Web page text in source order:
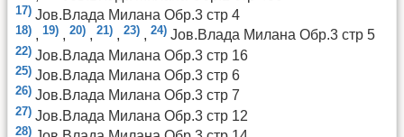
17) Јов.Влада Милана Обр.3 стр 4
18) , 19) , 20) , 21) , 23) , 24) Јов.Влада Милана Обр.3 стр 5
22) Јов.Влада Милана Обр.3 стр 16
25) Јов.Влада Милана Обр.3 стр 6
26) Јов.Влада Милана Обр.3 стр 7
27) Јов.Влада Милана Обр.3 стр 12
28)